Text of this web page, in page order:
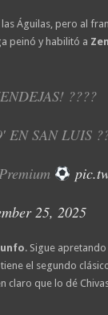
Águilas, pero al
peinó y habilitó a
????
EN SAN LUIS
25, 2025
. Sigue
el segundo
claro que lo dé